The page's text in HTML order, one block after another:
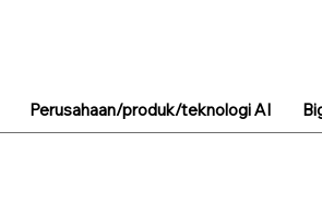
Perusahaan/produk/teknologi AI